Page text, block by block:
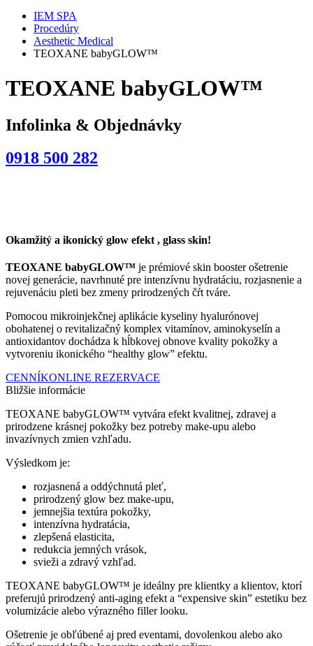
IEM SPA
Procedúry
Aesthetic Medical
TEOXANE babyGLOW™
TEOXANE babyGLOW™
Infolinka & Objednávky
0918 500 282
Okamžitý a ikonický glow efekt , glass skin!
TEOXANE babyGLOW™ je prémiové skin booster ošetrenie
novej generácie, navrhnuté pre intenzívnu hydratáciu, rozjasnenie a
rejuvenáciu pleti bez zmeny prirodzených čŕt tváre.
Pomocou mikroinjekčnej aplikácie kyseliny hyalurónovej
obohatenej o revitalizačný komplex vitamínov, aminokyselín a
antioxidantov dochádza k hĺbkovej obnove kvality pokožky a
vytvoreniu ikonického “healthy glow” efektu.
CENNÍKONLINE REZERVACE
Bližšie informácie
TEOXANE babyGLOW™ vytvára efekt kvalitnej, zdravej a
prirodzene krásnej pokožky bez potreby make-upu alebo
invazívnych zmien vzhľadu.
Výsledkom je:
rozjasnená a oddýchnutá pleť,
prirodzený glow bez make-upu,
jemnejšia textúra pokožky,
intenzívna hydratácia,
zlepšená elasticita,
redukcia jemných vrások,
svieži a zdravý vzhľad.
TEOXANE babyGLOW™ je ideálny pre klientky a klientov, ktorí
preferujú prirodzený anti-aging efekt a “expensive skin” estetiku bez
volumizácie alebo výrazného filler looku.
Ošetrenie je obľúbené aj pred eventami, dovolenkou alebo ako